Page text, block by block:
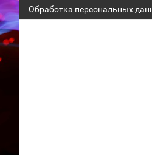
Обработка персональных